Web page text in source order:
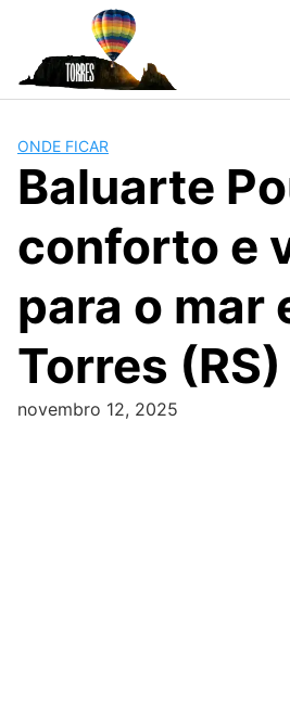
content
ONDE FICAR
Baluarte
conforto e
para o mar
Torres (RS)
novembro 12, 2025